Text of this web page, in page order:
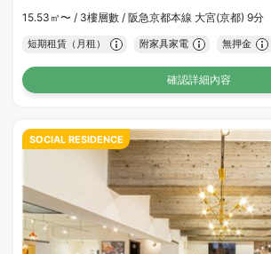
15.53㎡〜 / 3樓層數 / 阪急京都本線 大宮(京都) 9分
短期租賃（月租） 附家具家電 無押金
確認詳細內容
SOCIAL RESIDENCE